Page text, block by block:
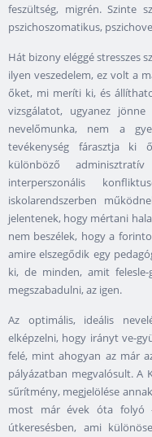
feszültség, migrén. Szinte
pszichoszomatikus,
Hát bizony eléggé stresszes
ilyen veszedelem, ez volt a
őket, mi meríti ki, és
vizsgálatot, ugyanez
nevelőmunka, nem a
tevékenység fárasztja ki
különböző
interperszonális
iskolarendszerben
jelentenek, hogy mértani
nem beszélek, hogy a
amire elszegődik egy
ki, de minden, amit
megszabadulni, az igen.
Az optimális, ideális
elképzelni, hogy irányt ve-
felé, mint ahogyan az már
pályázatban megvalósult. A
sűrítmény, megjelölése
most már évek óta folyó
útkeresésben, ami